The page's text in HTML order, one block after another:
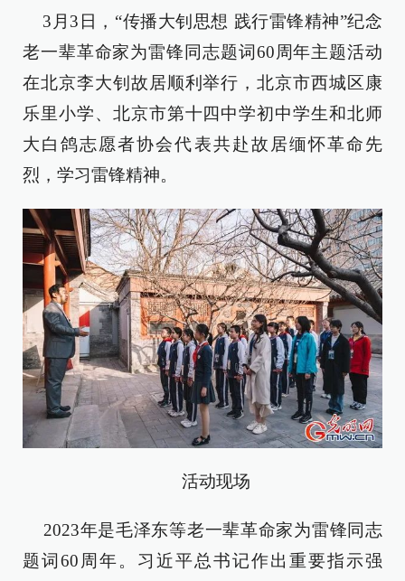
3月3日，“传播大钊思想 践行雷锋精神”纪念
老一辈革命家为雷锋同志题词60周年主题活动
在北京李大钊故居顺利举行，北京市西城区康
乐里小学、北京市第十四中学初中学生和北师
大白鸽志愿者协会代表共赴故居缅怀革命先
烈，学习雷锋精神。
活动现场
2023年是毛泽东等老一辈革命家为雷锋同志
题词60周年。习近平总书记作出重要指示强